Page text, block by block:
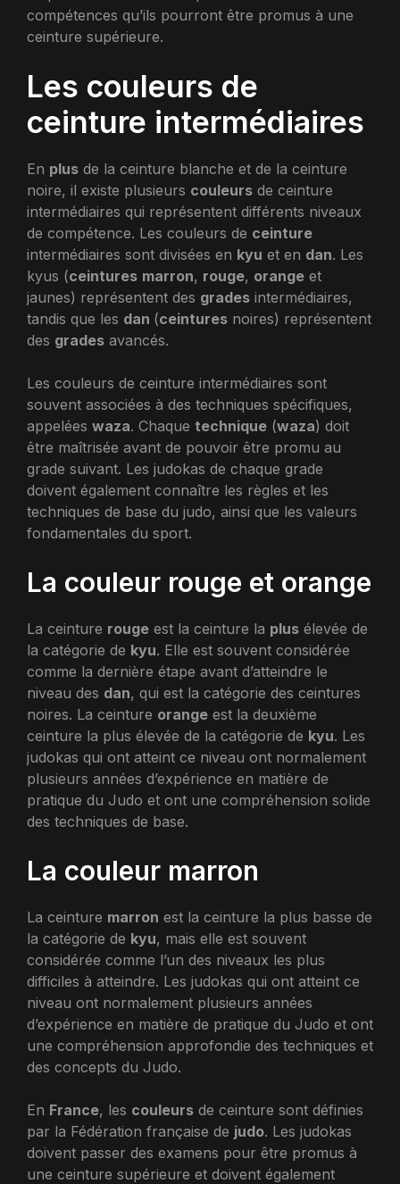
compétences qu’ils pourront être promus à une
ceinture supérieure.
Les couleurs de
ceinture intermédiaires
En plus de la ceinture blanche et de la ceinture
noire, il existe plusieurs couleurs de ceinture
intermédiaires qui représentent différents niveaux
de compétence. Les couleurs de ceinture
intermédiaires sont divisées en kyu et en dan. Les
kyus (ceintures marron, rouge, orange et
jaunes) représentent des grades intermédiaires,
tandis que les dan (ceintures noires) représentent
des grades avancés.
Les couleurs de ceinture intermédiaires sont
souvent associées à des techniques spécifiques,
appelées waza. Chaque technique (waza) doit
être maîtrisée avant de pouvoir être promu au
grade suivant. Les judokas de chaque grade
doivent également connaître les règles et les
techniques de base du judo, ainsi que les valeurs
fondamentales du sport.
La couleur rouge et orange
La ceinture rouge est la ceinture la plus élevée de
la catégorie de kyu. Elle est souvent considérée
comme la dernière étape avant d’atteindre le
niveau des dan, qui est la catégorie des ceintures
noires. La ceinture orange est la deuxième
ceinture la plus élevée de la catégorie de kyu. Les
judokas qui ont atteint ce niveau ont normalement
plusieurs années d’expérience en matière de
pratique du Judo et ont une compréhension solide
des techniques de base.
La couleur marron
La ceinture marron est la ceinture la plus basse de
la catégorie de kyu, mais elle est souvent
considérée comme l’un des niveaux les plus
difficiles à atteindre. Les judokas qui ont atteint ce
niveau ont normalement plusieurs années
d’expérience en matière de pratique du Judo et ont
une compréhension approfondie des techniques et
des concepts du Judo.
En France, les couleurs de ceinture sont définies
par la Fédération française de judo. Les judokas
doivent passer des examens pour être promus à
une ceinture supérieure et doivent également